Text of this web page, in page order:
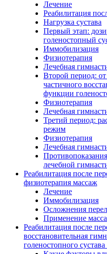
Лечение
Реабилитация
Нагрузка сустава
Первый этап:
голеностопный
Иммобилизация
Физиотерапия
Лечебная
Второй период:
частичного
функции
Физиотерапия
Лечебная
Третий период:
режим
Физиотерапия
Лечебная
лечебной
Реабилитация после
физиотерапия массаж
Лечение
Иммобилизация
Осложнения
Применение
Реабилитация после
восстановительная
голеностопного